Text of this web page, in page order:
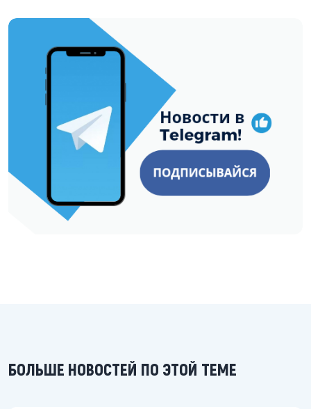
https://t.me/minskctvby
БОЛЬШЕ НОВОСТЕЙ ПО ЭТОЙ ТЕМЕ